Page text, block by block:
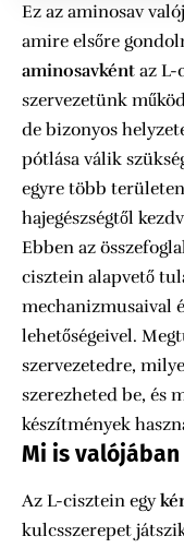
Ez az aminosav
amire elsőre
aminosavként az L-
szervezetünk
de bizonyos
pótlása válik
egyre több
hajegészségtől
Ebben az
cisztein alapvető
mechanizmusaival
lehetőségeivel.
szervezetedre,
szerezheted be, és
készítmények
Mi is valójában
Az L-cisztein egy
kulcsszerepet